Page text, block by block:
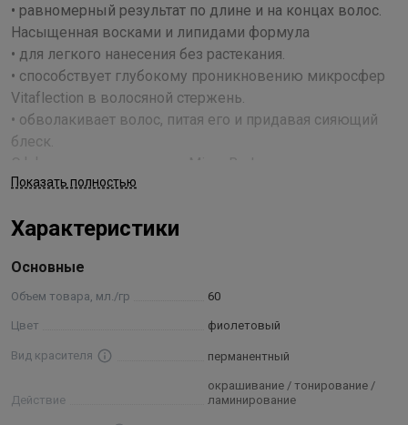
• равномерный результат по длине и на концах волос.
Насыщенная восками и липидами формула
• для легкого нанесения без растекания.
• способствует глубокому проникновению микросфер
Vitaflection в волосяной стержень.
• обволакивает волос, питая его и придавая сияющий
блеск.
красных и фиолетовых направлений
образом, повышая стойкость цвета.
логотипом Micro Reds.
• универсальность: вы можете свободно смешивать
оттенки Micro Reds с нашими базовыми оттенками.
Изысканная парфюмерная композиция Londa
Professional, маскирующая запах аммиака, превращает
процедуру окрашивания в истинное удовольствие для
Показать полностью
Характеристики
Основные
Объем товара, мл./гр 60
Цвет фиолетовый
Вид красителя перманентный
Действие
окрашивание / тонирование /
ламинирование